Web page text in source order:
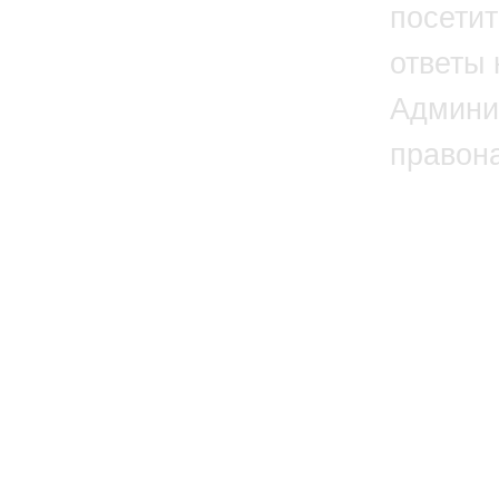
ответы